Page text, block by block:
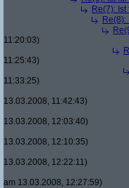
Re(7):
11:20:03)
11:25:43)
11:33:25)
13.03.2008, 11:42:43)
13.03.2008, 12:03:40)
13.03.2008, 12:10:35)
13.03.2008, 12:22:11)
am 13.03.2008, 12:27:59)